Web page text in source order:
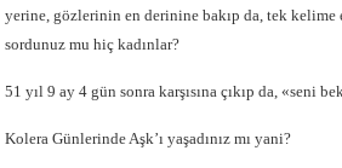
yerine, gözlerinin en derinine bakıp da, tek kelime
sordunuz mu hiç kadınlar?
51 yıl 9 ay 4 gün sonra karşısına çıkıp da, «seni
Kolera Günlerinde Aşk’ı yaşadınız mı yani?